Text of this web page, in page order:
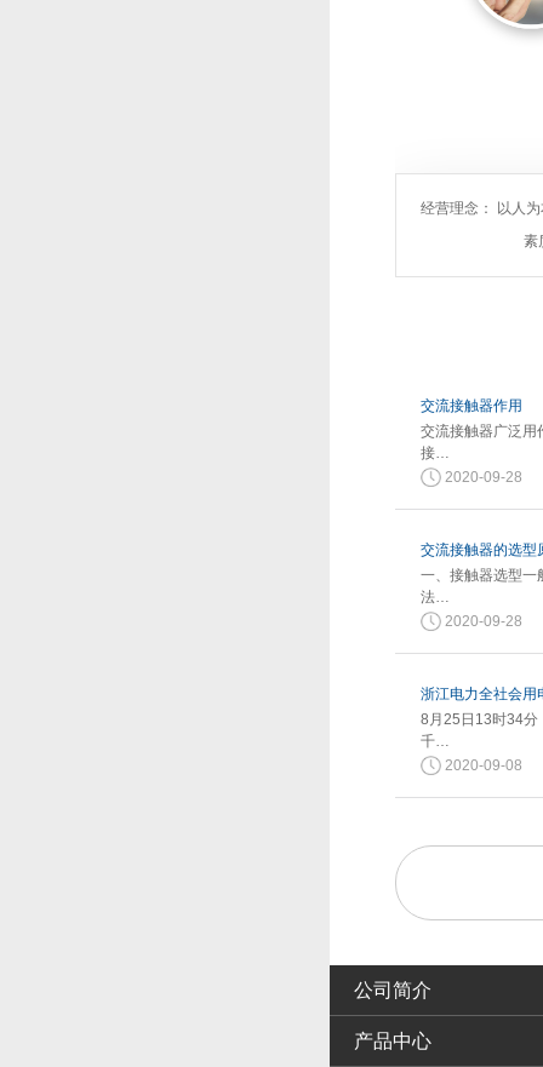
经营理念： 以人
素
交流接触器作用
交流接触器广泛用
接…
2020-09-28
交流接触器的选型
一、接触器选型一
法…
2020-09-28
浙江电力全社会用
8月25日13时34分
千…
2020-09-08
公司简介
产品中心